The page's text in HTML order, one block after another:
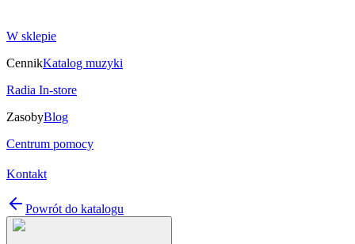
W sklepie
CennikKatalog muzyki
Radia In-store
ZasobyBlog
Centrum pomocy
Kontakt
Powrót do katalogu